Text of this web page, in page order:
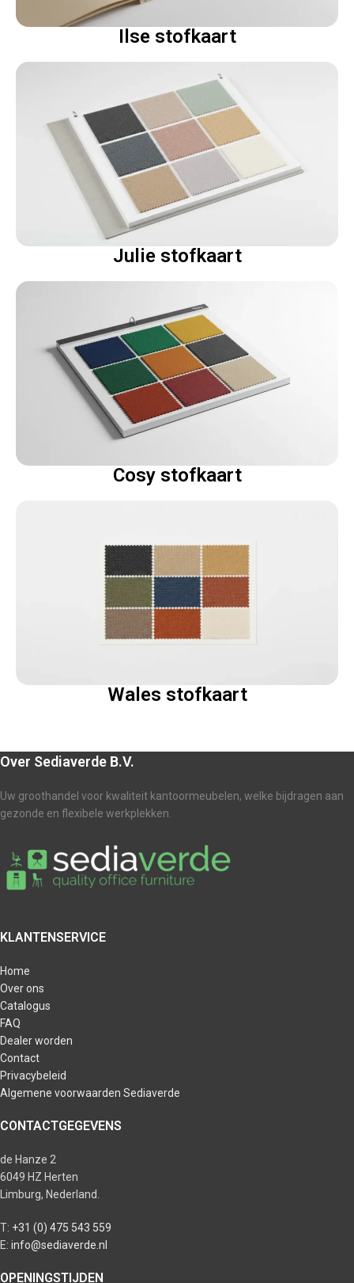
Ilse stofkaart
Julie stofkaart
Cosy stofkaart
Wales stofkaart
Over Sediaverde B.V.
Uw groothandel voor kwaliteit kantoormeubelen, welke bijdragen aan
gezonde en flexibele werkplekken.
KLANTENSERVICE
Home
Over ons
Catalogus
FAQ
Dealer worden
Contact
Privacybeleid
Algemene voorwaarden Sediaverde
CONTACTGEGEVENS
de Hanze 2
6049 HZ Herten
Limburg, Nederland.
T: +31 (0) 475 543 559
E: info@sediaverde.nl
OPENINGSTIJDEN